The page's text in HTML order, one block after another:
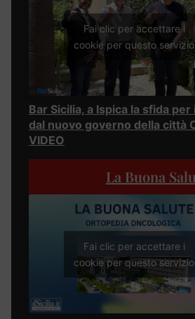
Fai clic per accettare i
cookie per questo servizio
Bar Sicilia, a Ispica la sfida
dal nuovo governo della città
VIDEO
La Buona
Fai clic per accettare i
cookie per questo servizio